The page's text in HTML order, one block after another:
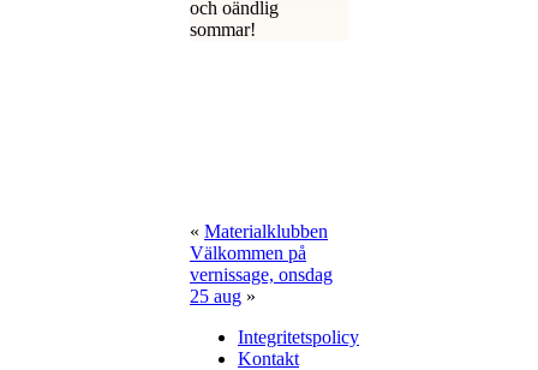
och oändlig
sommar!
« Materialklubben
Välkommen på
vernissage, onsdag
25 aug »
Integritetspolicy
Kontakt